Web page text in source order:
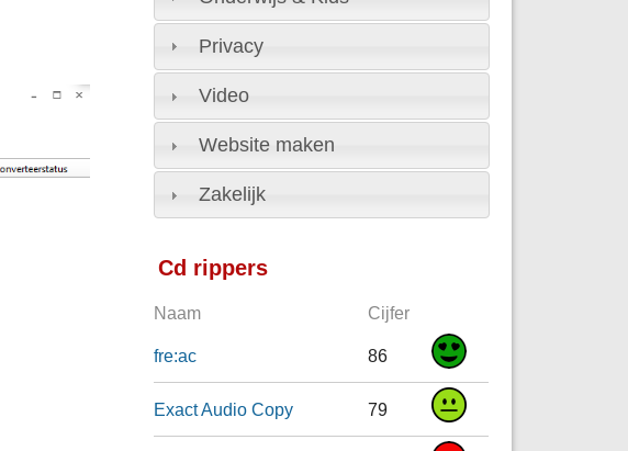
Privacy
Video
Website maken
Zakelijk
Cd rippers
Naam Cijfer
fre:ac 86
Exact Audio Copy 79